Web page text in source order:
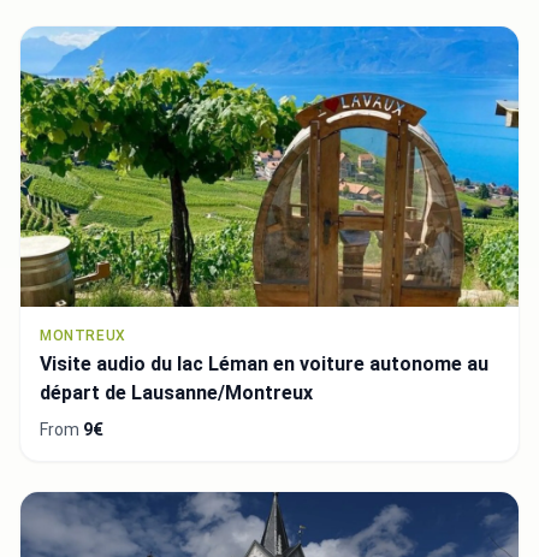
MONTREUX
Visite audio du lac Léman en voiture autonome au
départ de Lausanne/Montreux
From 9€